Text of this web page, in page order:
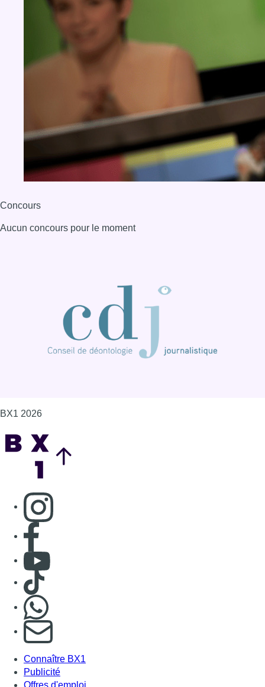
Concours
Aucun concours pour le moment
BX1 2026
Consulter page Instagram
Consulter page Facebook
Consulter Youtube
Consulter TikTok
S'abonner à notre newsletter
Connaître BX1
Publicité
Offres d'emploi